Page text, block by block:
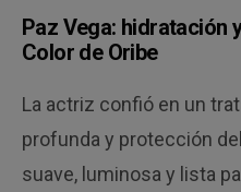
Paz Vega: hidratación
Color de Oribe
La actriz confió en un
profunda y protección
suave, luminosa y lista